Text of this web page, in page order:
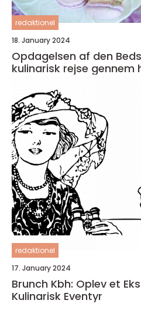
redaktionel
18. January 2024
Opdagelsen af den
kulinarisk rejse gennem
redaktionel
17. January 2024
Brunch Kbh: Oplev et
Kulinarisk Eventyr